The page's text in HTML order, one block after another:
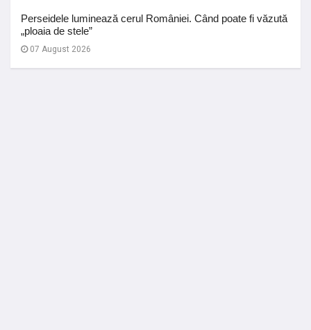
Perseidele luminează cerul României. Când poate fi văzută
„ploaia de stele”
07 August 2026